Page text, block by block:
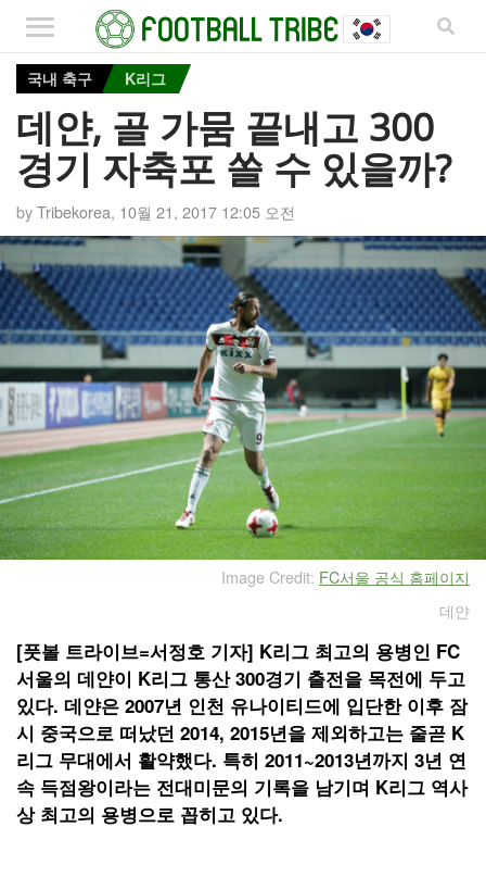
국내 축구 K리그
데얀, 골 가뭄 끝내고 300
경기 자축포 쏠 수 있을까?
byTribekorea, 10월 21, 2017 12:05 오전
Image Credit: FC서울 공식 홈페이지
데얀
[풋볼 트라이브=서정호 기자] K리그 최고의 용병인 FC
서울의 데얀이 K리그 통산 300경기 출전을 목전에 두고
있다. 데얀은 2007년 인천 유나이티드에 입단한 이후 잠
시 중국으로 떠났던 2014, 2015년을 제외하고는 줄곧 K
리그 무대에서 활약했다. 특히 2011~2013년까지 3년 연
속 득점왕이라는 전대미문의 기록을 남기며 K리그 역사
상 최고의 용병으로 꼽히고 있다.